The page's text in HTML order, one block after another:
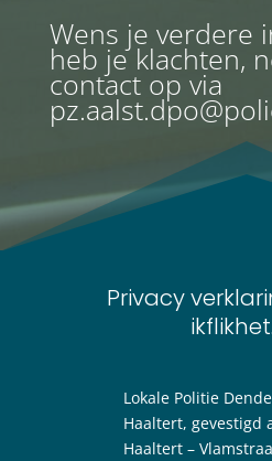
Wens je verdere
heb je klachten,
contact op via
Privacy
Lokale Politie
Haaltert, gevestigd
Haaltert –